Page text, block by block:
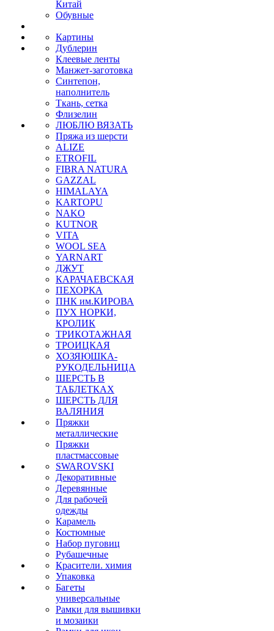
Китай
Обувные
Картины
Дублерин
Клеевые ленты
Манжет-заготовка
Синтепон,
наполнитель
Ткань, сетка
Флизелин
ЛЮБЛЮ ВЯЗАТЬ
Пряжа из шерсти
ALIZE
ETROFIL
FIBRA NATURA
GAZZAL
HIMALAYA
KARTOPU
NAKO
KUTNOR
VITA
WOOL SEA
YARNART
ДЖУТ
КАРАЧАЕВСКАЯ
ПЕХОРКА
ПНК им.КИРОВА
ПУХ НОРКИ,
КРОЛИК
ТРИКОТАЖНАЯ
ТРОИЦКАЯ
ХОЗЯЮШКА-
РУКОДЕЛЬНИЦА
ШЕРСТЬ В
ТАБЛЕТКАХ
ШЕРСТЬ ДЛЯ
ВАЛЯНИЯ
Пряжки
металлические
Пряжки
пластмассовые
SWAROVSKI
Декоративные
Деревянные
Для рабочей
одежды
Карамель
Костюмные
Набор пуговиц
Рубашечные
Красители. химия
Упаковка
Багеты
универсальные
Рамки для вышивки
и мозаики